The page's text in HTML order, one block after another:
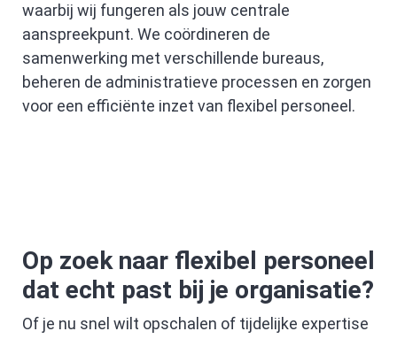
waarbij wij fungeren als jouw centrale
aanspreekpunt. We coördineren de
samenwerking met verschillende bureaus,
beheren de administratieve processen en zorgen
voor een efficiënte inzet van flexibel personeel.
Op zoek naar flexibel personeel
dat echt past bij je organisatie?
Of je nu snel wilt opschalen of tijdelijke expertise